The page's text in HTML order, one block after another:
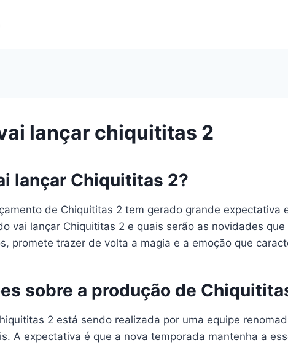
lançar chiquititas 2
lançar Chiquititas 2?
de Chiquititas 2 tem gerado grande
vai lançar Chiquititas 2 e quais serão as novidades
promete trazer de volta a magia e a emoção que
sobre a produção de
2 está sendo realizada por uma equipe
A expectativa é que a nova temporada mantenha a